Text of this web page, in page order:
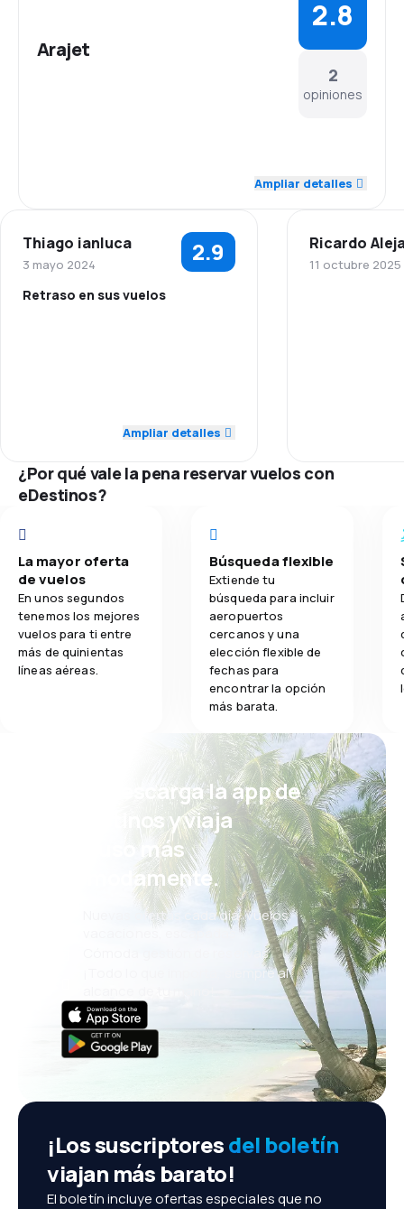
Arajet
2
opiniones
2.8
Red de conexiones 2.0
Precio del billete
Ampliar detalles
Thiago ianluca
3 mayo 2024 2.9
Retraso en sus vuelos
Red de conexiones 2.0
Precio del billete 4.0
Transporte de equipaje 3.0
Comidas 2.0
Ampliar detalles
Ricardo
11 octubre 2025
¿Por qué vale la pena reservar vuelos con
eDestinos?
La mayor oferta
de vuelos
En unos segundos
tenemos los mejores
vuelos para ti entre
más de quinientas
líneas aéreas.
Búsqueda flexible
Extiende tu
búsqueda para incluir
aeropuertos
cercanos y una
elección flexible de
fechas para
encontrar la opción
más barata.
¡Eh! Descarga la app de
eDestinos y viaja
incluso más
cómodamente.
Nuevas ofertas cada día: vuelos,
vacaciones, escapadas
Cómoda gestión de reservas
¡Todo lo que importa, siempre al
¡Los suscriptoresdel boletín
viajan más barato!
El boletín incluye ofertas especiales que no